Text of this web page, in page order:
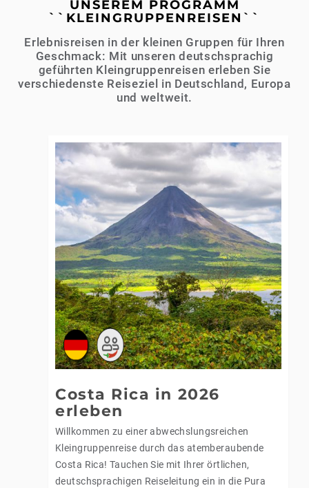
UNSEREM PROGRAMM
``KLEINGRUPPENREISEN``
Erlebnisreisen in der kleinen Gruppen für Ihren
Geschmack: Mit unseren deutschsprachig
geführten Kleingruppenreisen erleben Sie
verschiedenste Reiseziel in Deutschland, Europa
und weltweit.
Costa Rica in 2026
erleben
Willkommen zu einer abwechslungsreichen
Kleingruppenreise durch das atemberaubende
Costa Rica! Tauchen Sie mit Ihrer örtlichen,
deutschsprachigen Reiseleitung ein in die Pura